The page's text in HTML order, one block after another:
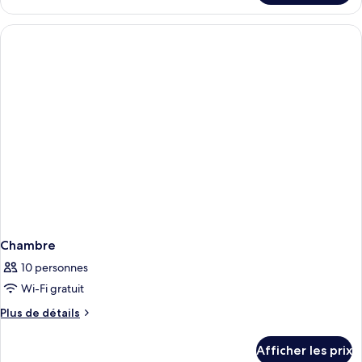
très
grand
Chambre
exécutive,
1
Chambre
10 personnes
Wi-Fi gratuit
Plus de détails
Plus
Afficher les prix